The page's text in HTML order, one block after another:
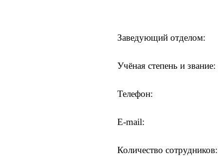
Заведующий отделом:
Учёная степень и звание:
Телефон:
E-mail:
Количество сотрудников: